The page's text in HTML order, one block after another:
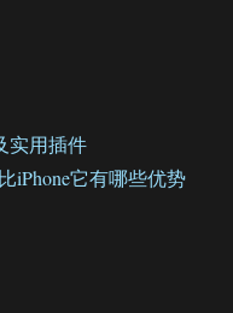
实用插件
iPhone它有哪些优势